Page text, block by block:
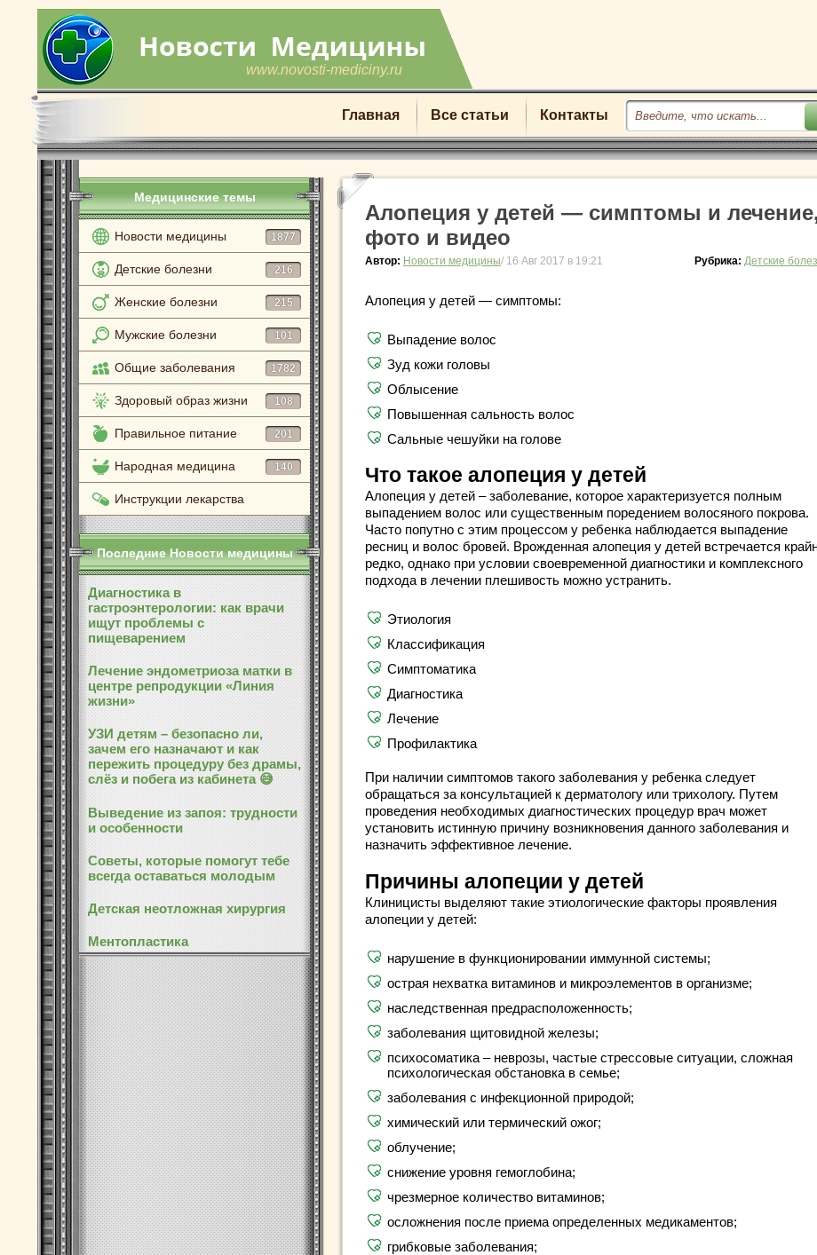
www.novosti-mediciny.ru
Главная Все статьи Контакты
Медицинские темы
Новости медицины 1877
Детские болезни 216
Женские болезни 215
Мужские болезни 101
Общие заболевания 1782
Здоровый образ жизни 108
Правильное питание 201
Народная медицина 140
Инструкции лекарства
Последние Новости медицины
Диагностика в
гастроэнтерологии: как врачи
ищут проблемы с
пищеварением
Лечение эндометриоза матки в
центре репродукции «Линия
жизни»
УЗИ детям – безопасно ли,
зачем его назначают и как
пережить процедуру без драмы,
слёз и побега из кабинета 😅
Выведение из запоя: трудности
и особенности
Советы, которые помогут тебе
всегда оставаться молодым
Детская неотложная хирургия
Ментопластика
Алопеция у детей — симптомы и лечение,
фото и видео
Автор: Новости медицины/ 16 Авг 2017 в 19:21 Рубрика: Детские
Алопеция у детей — симптомы:
Выпадение волос
Зуд кожи головы
Облысение
Повышенная сальность волос
Сальные чешуйки на голове
Что такое алопеция у детей
Алопеция у детей – заболевание, которое характеризуется полным
выпадением волос или существенным поредением волосяного покрова.
Часто попутно с этим процессом у ребенка наблюдается выпадение
ресниц и волос бровей. Врожденная алопеция у детей встречается
редко, однако при условии своевременной диагностики и комплексного
подхода в лечении плешивость можно устранить.
Этиология
Классификация
Симптоматика
Диагностика
Лечение
Профилактика
При наличии симптомов такого заболевания у ребенка следует
обращаться за консультацией к дерматологу или трихологу. Путем
проведения необходимых диагностических процедур врач может
установить истинную причину возникновения данного заболевания и
назначить эффективное лечение.
Причины алопеции у детей
Клиницисты выделяют такие этиологические факторы проявления
алопеции у детей:
нарушение в функционировании иммунной системы;
острая нехватка витаминов и микроэлементов в организме;
наследственная предрасположенность;
заболевания щитовидной железы;
психосоматика – неврозы, частые стрессовые ситуации, сложная
психологическая обстановка в семье;
заболевания с инфекционной природой;
химический или термический ожог;
облучение;
снижение уровня гемоглобина;
чрезмерное количество витаминов;
осложнения после приема определенных медикаментов;
грибковые заболевания;